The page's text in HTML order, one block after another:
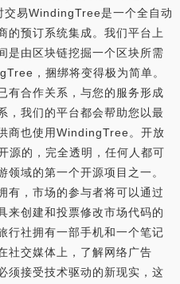
交易WindingTree是一个全自动
的预订系统集成。我们平台上
是由区块链挖掘一个区块所需
，捆绑将变得极为简单。
有合作关系，与您的服务形成
，我们的平台都会帮助您以最
商也使用WindingTree。开放
源的，完全透明，任何人都可
领域的第一个开源项目之一。
有，市场的参与者将可以通过
来创建和投票修改市场代码的
行社拥有一部手机和一个笔记
社交媒体上，了解网络广告
须接受技术驱动的新现实，这